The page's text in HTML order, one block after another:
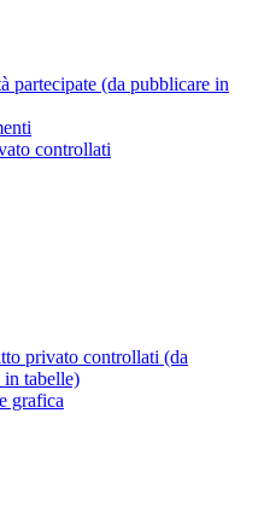
partecipate (da pubblicare in
controllati
privato controllati (da
in tabelle)
grafica